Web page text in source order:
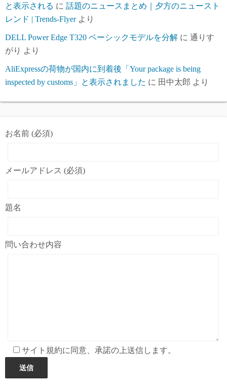
と表示される に 話題のニュースまとめ｜夕方のニュースト
レンド | Trends-Flyerより
DELL Power Edge T320 ベーシックモデルを分解 に 通りす
がり より
AliExpressの荷物が国内に到着後「Your package is being
inspected by customs」と表示されました に 田中太郎 より
お名前 (必須)
メールアドレス (必須)
題名
問い合わせ内容
サイト規約に同意、承諾の上送信します。